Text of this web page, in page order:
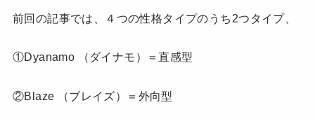
前回の記事では、４つの性格タイプのうち2つタイプ、
①Dyanamo （ダイナモ）＝直感型
②Blaze （ブレイズ）＝外向型